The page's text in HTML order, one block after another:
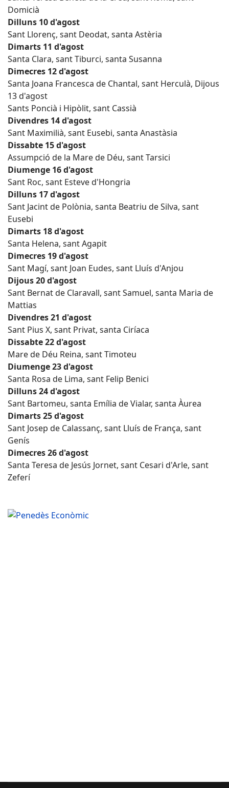
Domicià
Dilluns 10 d'agost
Sant Llorenç, sant Deodat, santa Astèria
Dimarts 11 d'agost
Santa Clara, sant Tiburci, santa Susanna
Dimecres 12 d'agost
Santa Joana Francesca de Chantal, sant Herculà, Dijous
13 d'agost
Sants Poncià i Hipòlit, sant Cassià
Divendres 14 d'agost
Sant Maximilià, sant Eusebi, santa Anastàsia
Dissabte 15 d'agost
Assumpció de la Mare de Déu, sant Tarsici
Diumenge 16 d'agost
Sant Roc, sant Esteve d'Hongria
Dilluns 17 d'agost
Sant Jacint de Polònia, santa Beatriu de Silva, sant
Eusebi
Dimarts 18 d'agost
Santa Helena, sant Agapit
Dimecres 19 d'agost
Sant Magí, sant Joan Eudes, sant Lluís d'Anjou
Dijous 20 d'agost
Sant Bernat de Claravall, sant Samuel, santa Maria de
Mattias
Divendres 21 d'agost
Sant Pius X, sant Privat, santa Ciríaca
Dissabte 22 d'agost
Mare de Déu Reina, sant Timoteu
Diumenge 23 d'agost
Santa Rosa de Lima, sant Felip Benici
Dilluns 24 d'agost
Sant Bartomeu, santa Emília de Vialar, santa Àurea
Dimarts 25 d'agost
Sant Josep de Calassanç, sant Lluís de França, sant
Genís
Dimecres 26 d'agost
Santa Teresa de Jesús Jornet, sant Cesari d'Arle, sant
Zeferí